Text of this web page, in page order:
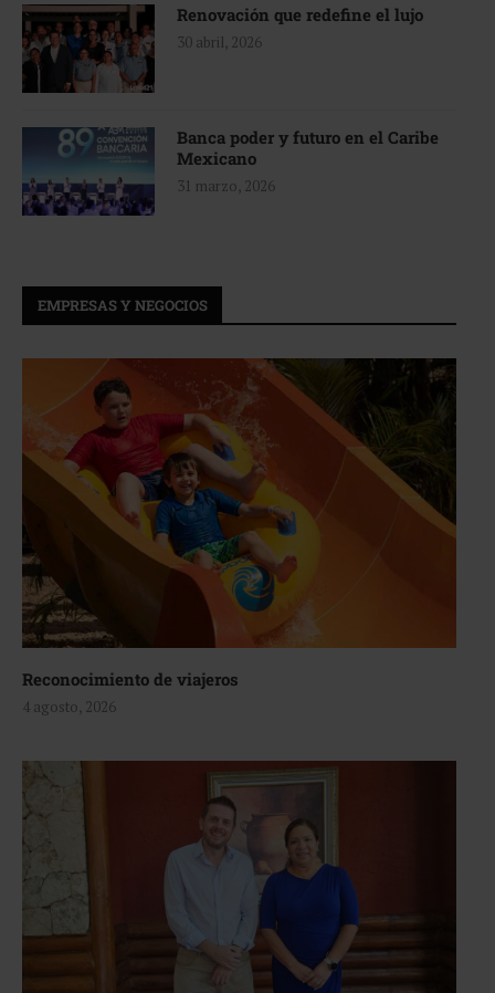
Renovación que redefine el lujo
30 abril, 2026
Banca poder y futuro en el Caribe
Mexicano
31 marzo, 2026
EMPRESAS Y NEGOCIOS
Reconocimiento de viajeros
4 agosto, 2026